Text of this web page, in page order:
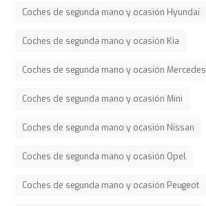
Coches de segunda mano y ocasión Hyundai
Coches de segunda mano y ocasión Kia
Coches de segunda mano y ocasión Mercedes
Coches de segunda mano y ocasión Mini
Coches de segunda mano y ocasión Nissan
Coches de segunda mano y ocasión Opel
Coches de segunda mano y ocasión Peugeot